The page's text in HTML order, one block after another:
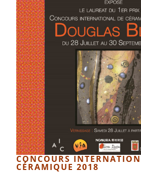
CONCOURS
CÉRAMIQUE 2018​